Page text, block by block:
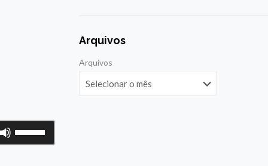
as
Arquivos
Arquivos